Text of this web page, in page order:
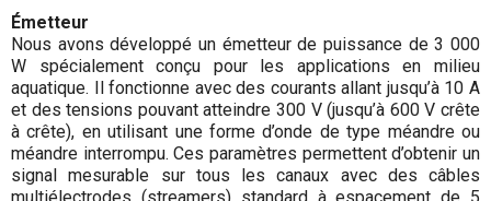
Émetteur
Nous avons développé un émetteur de puissance de 3 000
W spécialement conçu pour les applications en milieu
aquatique. Il fonctionne avec des courants allant jusqu’à 10 A
et des tensions pouvant atteindre 300 V (jusqu’à 600 V crête
à crête), en utilisant une forme d’onde de type méandre ou
méandre interrompu. Ces paramètres permettent d’obtenir un
signal mesurable sur tous les canaux avec des câbles